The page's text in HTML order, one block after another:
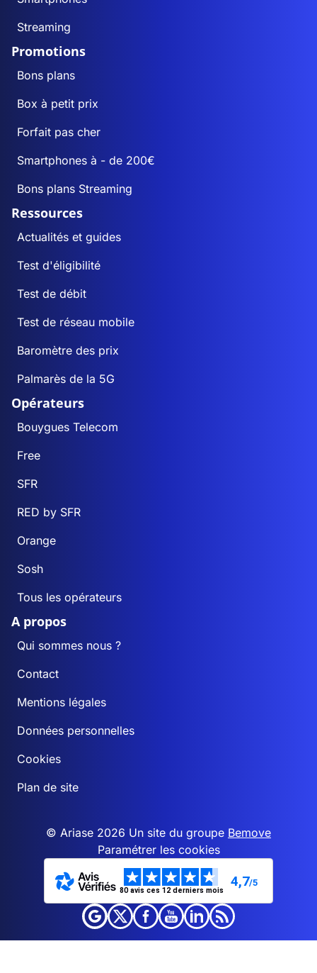
Streaming
Promotions
Bons plans
Box à petit prix
Forfait pas cher
Smartphones à - de 200€
Bons plans Streaming
Ressources
Actualités et guides
Test d'éligibilité
Test de débit
Test de réseau mobile
Baromètre des prix
Palmarès de la 5G
Opérateurs
Bouygues Telecom
Free
SFR
RED by SFR
Orange
Sosh
Tous les opérateurs
A propos
Qui sommes nous ?
Contact
Mentions légales
Données personnelles
Cookies
Plan de site
© Ariase 2026 Un site du groupe Bemove
Paramétrer les cookies
80 avis ces 12 derniers mois
4,7/5